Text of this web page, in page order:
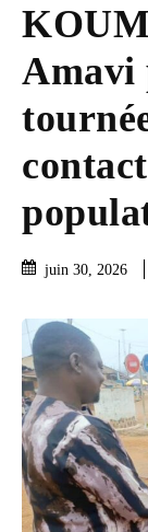
Amavi
juin 30, 2026